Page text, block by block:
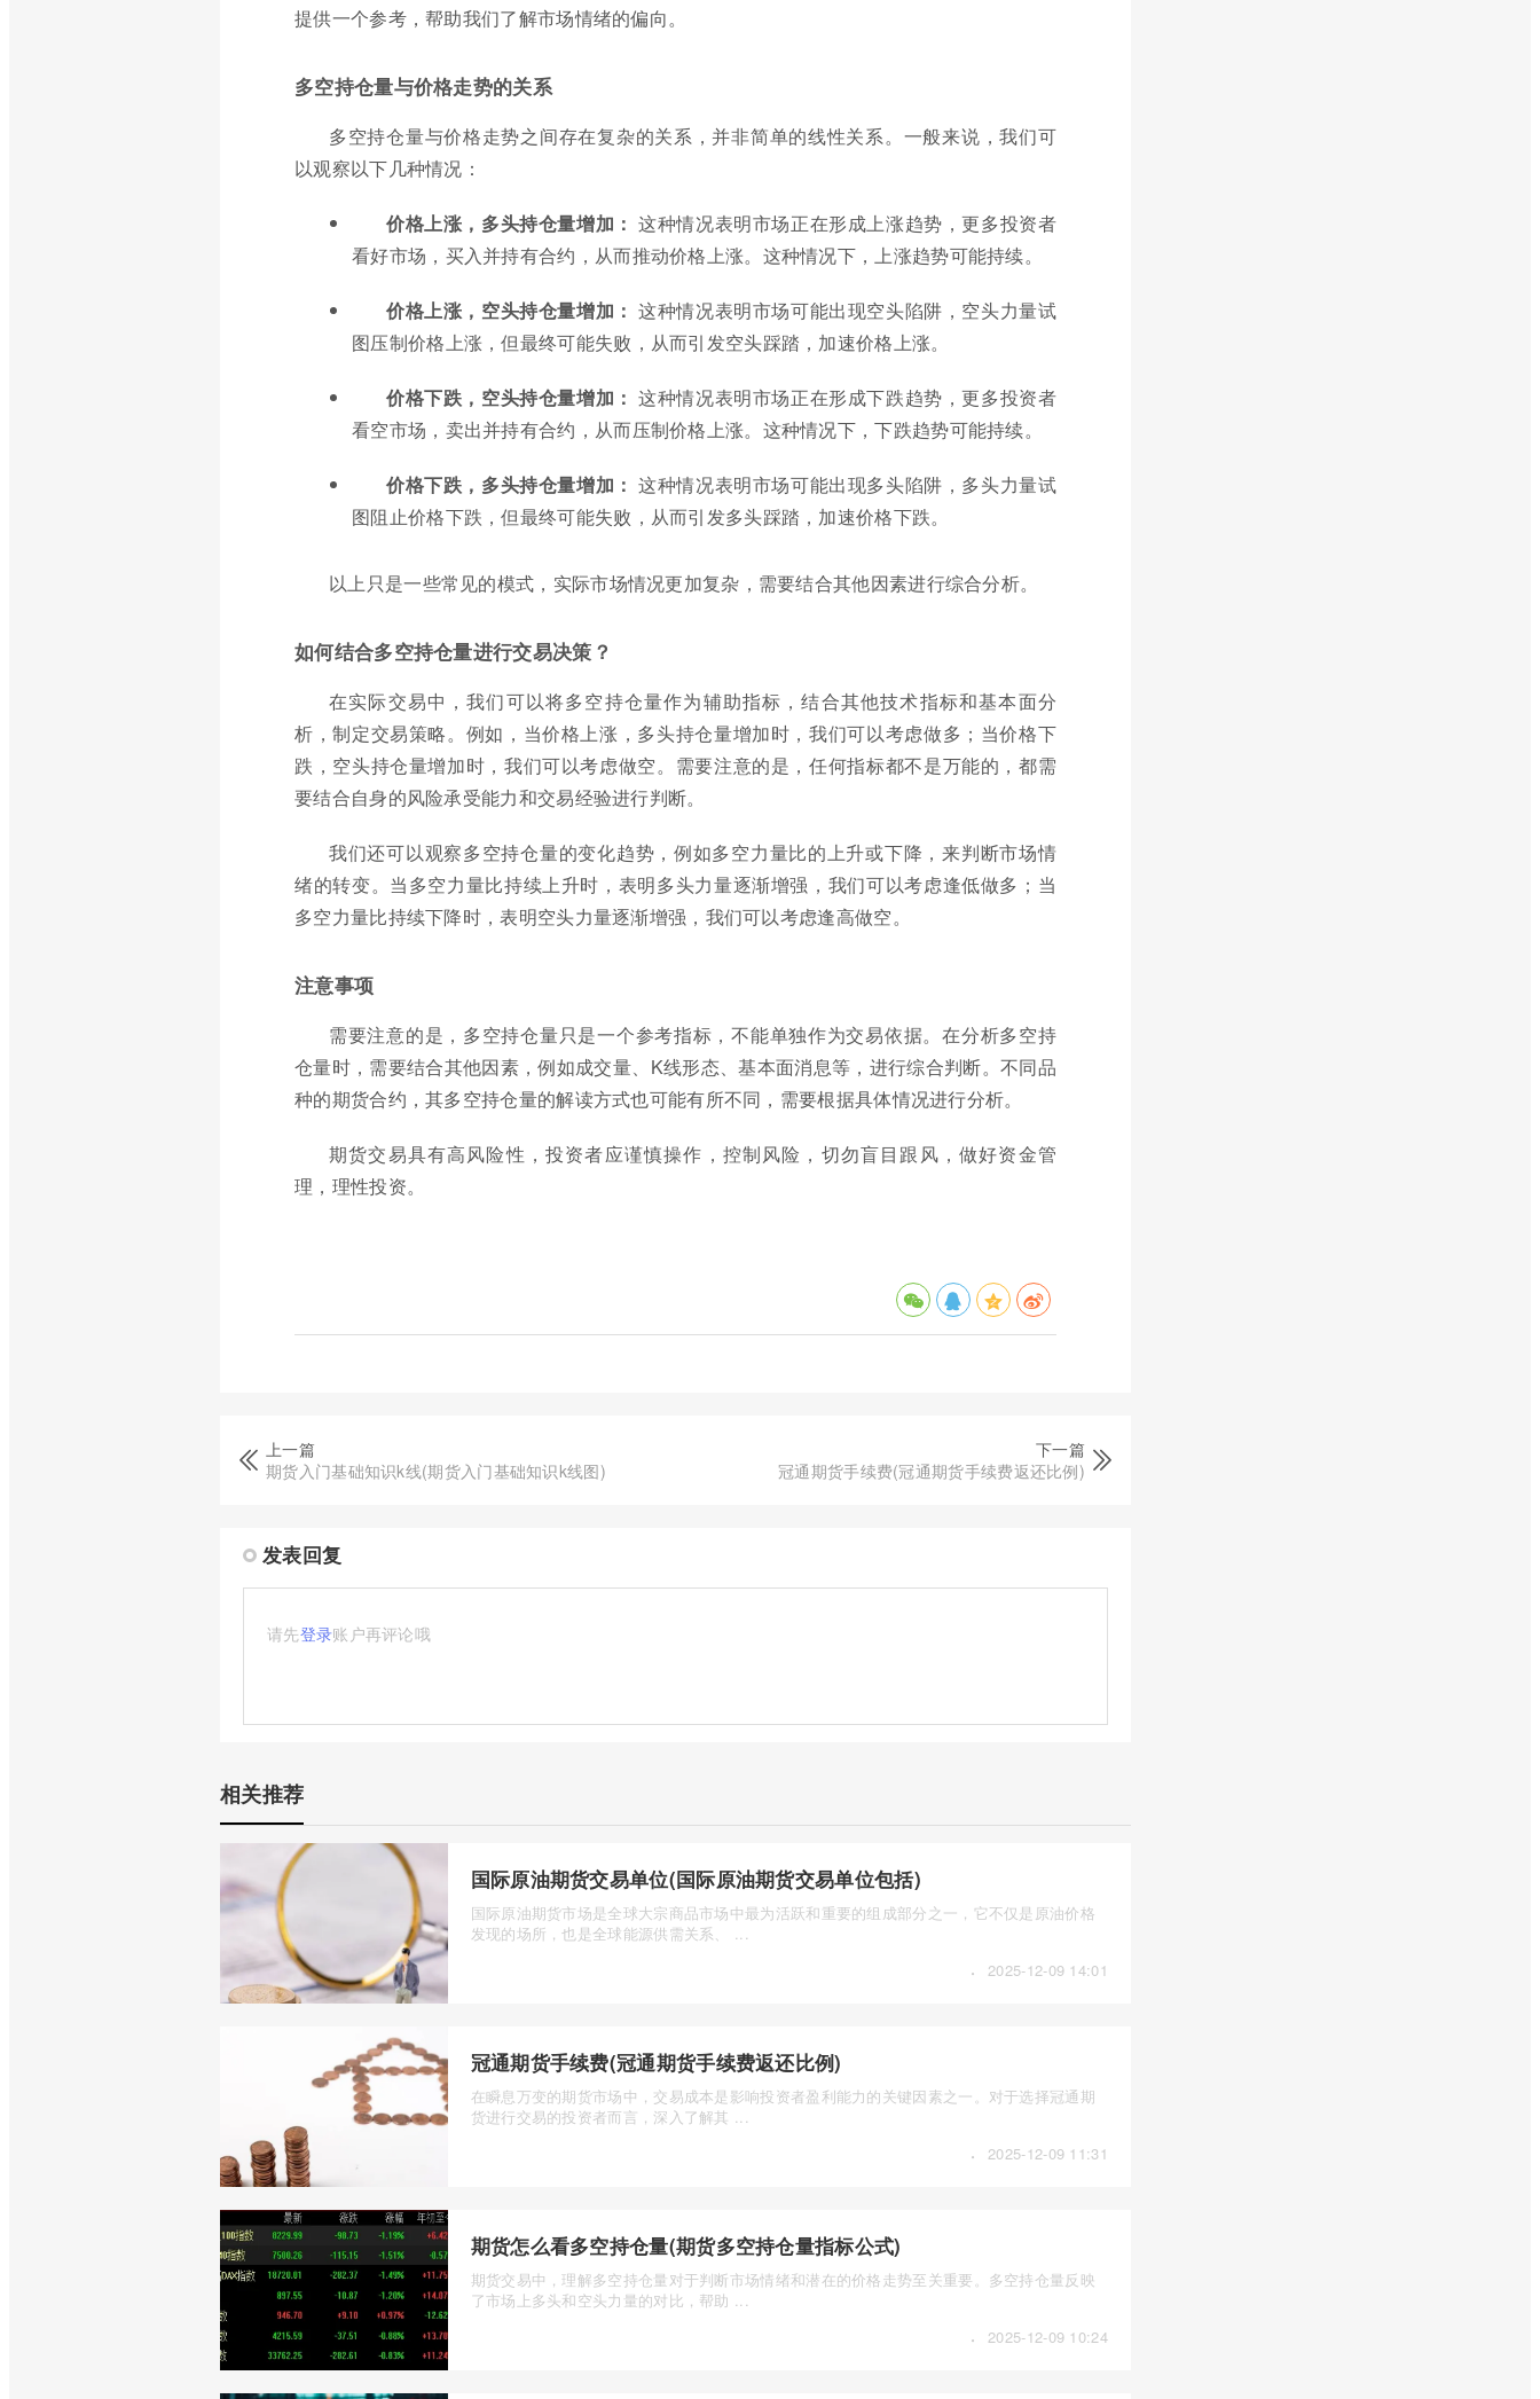
提供一个参考，帮助我们了解市场情绪的偏向。
多空持仓量与价格走势的关系
多空持仓量与价格走势之间存在复杂的关系，并非简单的线性关系。一般来说，我们可
以观察以下几种情况：
价格上涨，多头持仓量增加： 这种情况表明市场正在形成上涨趋势，更多投资者
看好市场，买入并持有合约，从而推动价格上涨。这种情况下，上涨趋势可能持续。
价格上涨，空头持仓量增加： 这种情况表明市场可能出现空头陷阱，空头力量试
图压制价格上涨，但最终可能失败，从而引发空头踩踏，加速价格上涨。
价格下跌，空头持仓量增加： 这种情况表明市场正在形成下跌趋势，更多投资者
看空市场，卖出并持有合约，从而压制价格上涨。这种情况下，下跌趋势可能持续。
价格下跌，多头持仓量增加： 这种情况表明市场可能出现多头陷阱，多头力量试
图阻止价格下跌，但最终可能失败，从而引发多头踩踏，加速价格下跌。
以上只是一些常见的模式，实际市场情况更加复杂，需要结合其他因素进行综合分析。
如何结合多空持仓量进行交易决策？
在实际交易中，我们可以将多空持仓量作为辅助指标，结合其他技术指标和基本面分
析，制定交易策略。例如，当价格上涨，多头持仓量增加时，我们可以考虑做多；当价格下
跌，空头持仓量增加时，我们可以考虑做空。需要注意的是，任何指标都不是万能的，都需
要结合自身的风险承受能力和交易经验进行判断。
我们还可以观察多空持仓量的变化趋势，例如多空力量比的上升或下降，来判断市场情
绪的转变。当多空力量比持续上升时，表明多头力量逐渐增强，我们可以考虑逢低做多；当
多空力量比持续下降时，表明空头力量逐渐增强，我们可以考虑逢高做空。
注意事项
需要注意的是，多空持仓量只是一个参考指标，不能单独作为交易依据。在分析多空持
仓量时，需要结合其他因素，例如成交量、K线形态、基本面消息等，进行综合判断。不同品
种的期货合约，其多空持仓量的解读方式也可能有所不同，需要根据具体情况进行分析。
期货交易具有高风险性，投资者应谨慎操作，控制风险，切勿盲目跟风，做好资金管
理，理性投资。
上一篇
期货入门基础知识k线(期货入门基础知识k线图)
下一篇
冠通期货手续费(冠通期货手续费返还比例)
发表回复
请先登录账户再评论哦
相关推荐
国际原油期货交易单位(国际原油期货交易单位包括)
国际原油期货市场是全球大宗商品市场中最为活跃和重要的组成部分之一，它不仅是原油价格
发现的场所，也是全球能源供需关系、 ...
· 2025-12-09 14:01
冠通期货手续费(冠通期货手续费返还比例)
在瞬息万变的期货市场中，交易成本是影响投资者盈利能力的关键因素之一。对于选择冠通期
货进行交易的投资者而言，深入了解其 ...
· 2025-12-09 11:31
期货怎么看多空持仓量(期货多空持仓量指标公式)
期货交易中，理解多空持仓量对于判断市场情绪和潜在的价格走势至关重要。多空持仓量反映
了市场上多头和空头力量的对比，帮助 ...
· 2025-12-09 10:24